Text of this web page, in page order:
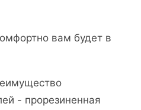
вам будет в
- прорезиненная